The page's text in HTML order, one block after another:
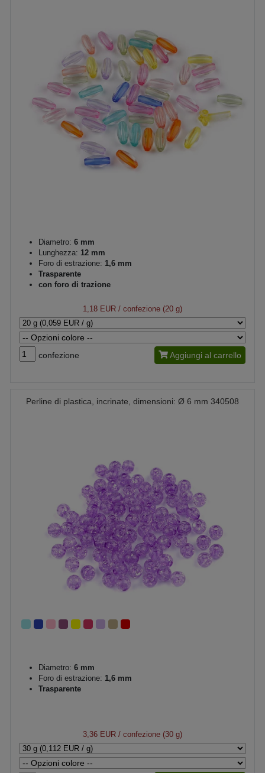
Diametro: 6 mm
Lunghezza: 12 mm
Foro di estrazione: 1,6 mm
Trasparente
con foro di trazione
1,18 EUR / confezione (20 g)
confezione Aggiungi al carrello
Perline di plastica, incrinate, dimensioni: Ø 6 mm 340508
Diametro: 6 mm
Foro di estrazione: 1,6 mm
Trasparente
3,36 EUR / confezione (30 g)